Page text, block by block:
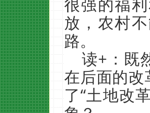
放，农村
路。
读+：既
在后面的
了“土地改